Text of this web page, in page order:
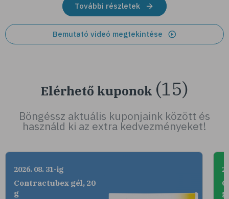
További részletek
Bemutató videó megtekintése
Elérhető kuponok (15)
Böngéssz aktuális kuponjaink között és
használd ki az extra kedvezményeket!
2026. 08. 31-ig
Contractubex gél, 20
g